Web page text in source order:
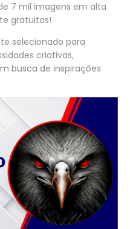
7 mil imagens em alta
gratuitos!
selecionado para
criativas,
busca de inspirações